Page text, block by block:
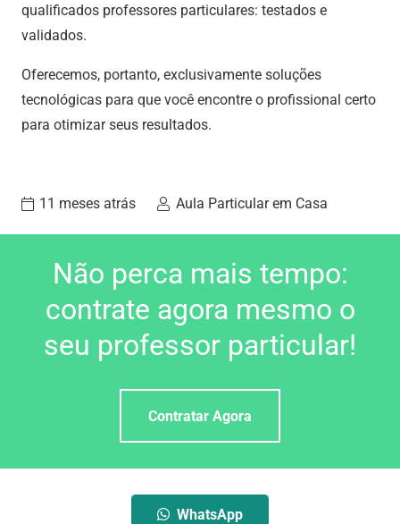
qualificados professores particulares: testados e
validados.
Oferecemos, portanto, exclusivamente soluções
tecnológicas para que você encontre o profissional certo
para otimizar seus resultados.
11 meses atrás Aula Particular em Casa
Não perca mais tempo:
contrate agora mesmo o
seu professor particular!
Contratar Agora
WhatsApp